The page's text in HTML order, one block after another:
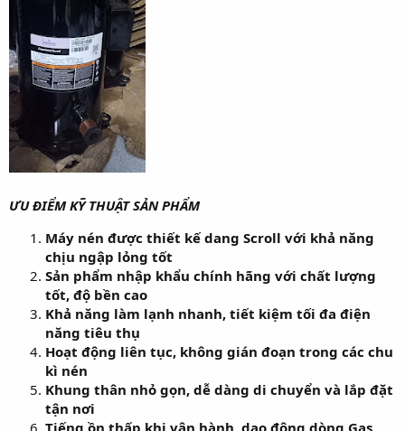
ƯU ĐIỂM KỸ THUẬT SẢN PHẨM
Máy nén được thiết kế dang Scroll với khả năng
chịu ngập lỏng tốt
Sản phẩm nhập khẩu chính hãng với chất lượng
tốt, độ bền cao
Khả năng làm lạnh nhanh, tiết kiệm tối đa điện
năng tiêu thụ
Hoạt động liên tục, không gián đoạn trong các chu
kì nén
Khung thân nhỏ gọn, dễ dàng di chuyển và lắp đặt
tận nơi
Tiếng ồn thấp khi vận hành, dao động dòng Gas